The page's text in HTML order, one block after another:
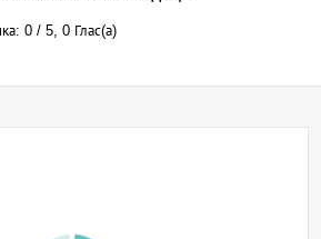
0 /5,0 Глас(а)